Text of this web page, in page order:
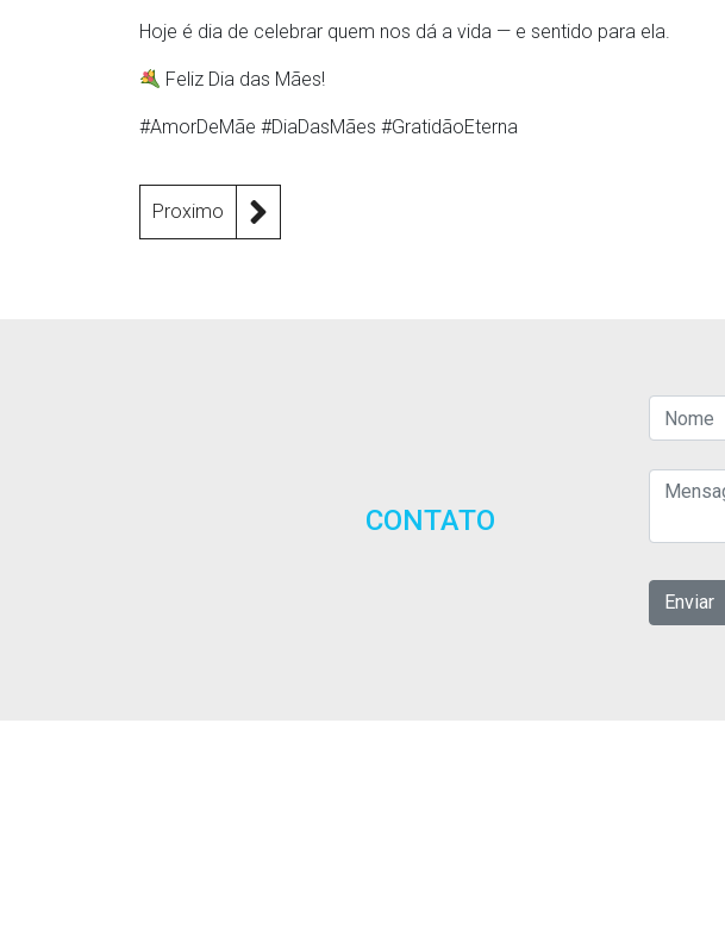
Hoje é dia de celebrar quem nos dá a vida — e sentido para ela.
Feliz Dia das Mães!
#AmorDeMãe #DiaDasMães #GratidãoEterna
Proximo
CONTATO